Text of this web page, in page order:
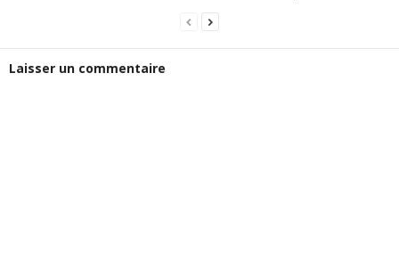
Laisser un commentaire